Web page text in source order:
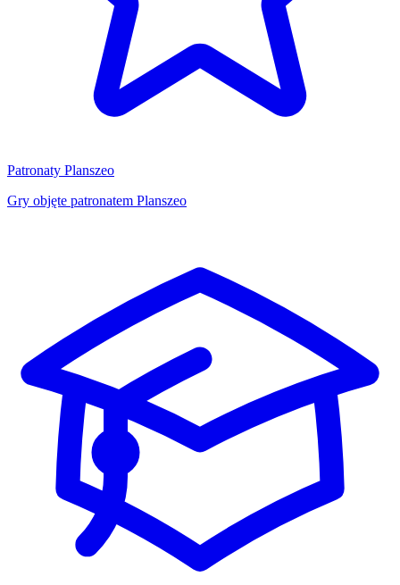
Patronaty Planszeo
Gry objęte patronatem Planszeo